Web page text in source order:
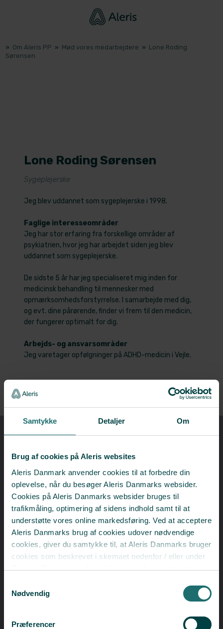
Samtykke Detaljer Om
Brug af cookies på Aleris websites
Aleris Danmark anvender cookies til at forbedre din
oplevelse, når du besøger Aleris Danmarks websider.
Cookies på Aleris Danmarks websider bruges til
trafikmåling, optimering af sidens indhold samt til at
understøtte vores online markedsføring. Ved at acceptere
Aleris Danmarks brug af cookies udover nødvendige
cookies, giver du samtykke til, at Aleris Danmarks bruger
cookies som beskrevet i skemaet nedenfor / eller under
Detaljer. Du kan til enhver tid ændre eller trække dit
om vores brug af cookies.
Deaktiverer du cookies, kan du opleve, at visse sider,
Nødvendig
Præferencer
» Om Aleris PP » Mød vores medarbejdere » Lone Roding
Sørensen
Lone Roding Sørensen
Sygeplejerske
Jeg blev uddannet som sygeplejerske i 1998.
Faglige interesseområder
Jeg har stor erfaring fra forskellige områder af
psykiatrien, hvor jeg har arbejdet siden jeg blev
uddannet som sygeplejerske.
De sidste 5 år har jeg specialiseret mig inden for
medicinsk behandling til mennesker med
opmærksomhedsforstyrrelse. I samarbejde med dig,
og evt. dine pårørende, finder vi frem til den medicin,
der fungerer optimalt for dig.
Arbejds- og ansvarsområder
Jeg varetager opfølgninger på ADHD-medicin i Vejle.
​Sådan har andre fået hjælp